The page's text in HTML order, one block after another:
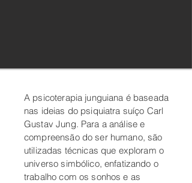
A psicoterapia junguiana é baseada
nas ideias do psiquiatra suíço Carl
Gustav Jung. Para a análise e
compreensão do ser humano, são
utilizadas técnicas que exploram o
universo simbólico, enfatizando o
trabalho com os sonhos e as